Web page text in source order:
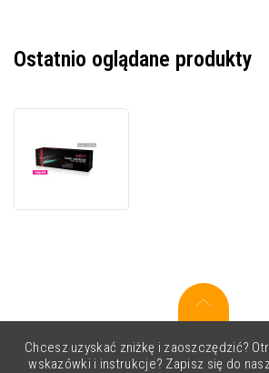
Ostatnio oglądane produkty
do
Chcesz uzyskać zniżkę i zaoszczędzić?
wskazówki i instrukcje? Zapisz się do